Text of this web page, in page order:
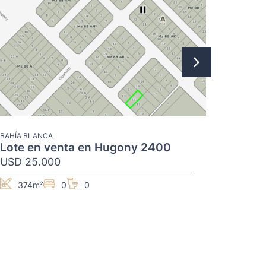
BAHÍA BLANCA
Lote en venta en Hugony 2400
USD 25.000
374m² 0 0